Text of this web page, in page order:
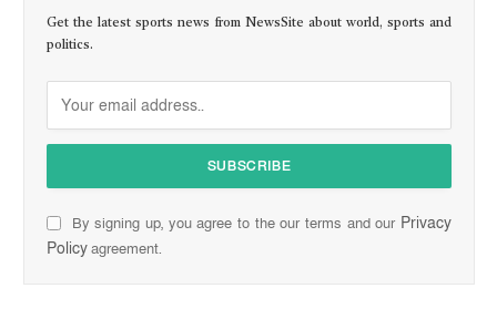
Get the latest sports news from NewsSite about world, sports and
politics.
By signing up, you agree to the our terms and our Privacy
Policyagreement.